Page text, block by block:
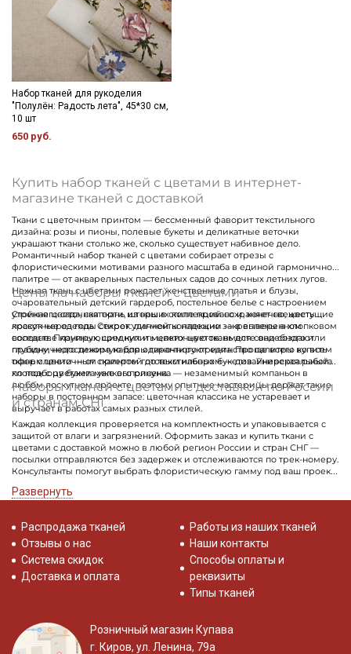
Набор тканей для рукоделия
"Полулён: Радость лета", 45*30 см,
10 шт
650 руб.
Купить набор тканей с цветами в интернет-
магазине тканей с доставкой
Ткани с цветочным принтом — бессменный фаворит текстильного
дизайна: розы и пионы, полевые букеты и деликатные веточки
украшают ткани столько же, сколько существует набивное дело.
Романтичный набор тканей с цветами собирает отрезы с
флористическими мотивами разного масштаба в единой гармоничной
палитре — от акварельных пастельных садов до сочных летних лугов.
Нежная ткань с цветами рождает женственные платья и блузы,
очаровательный детский гардероб, постельное белье с настроением
утреннего сада, скатерти, шторы в стиле прованс и, конечно, цветущие
лоскутные одеяла. Секрет удачной коллекции — в выверенном
соседстве крупных, средних и мелких цветов: вместе они создают
глубину, недостижимую для одиночного принта. Проще всего купить
ткань с цветочным принтом готовым набором — дизайнерская работа
по подбору букета уже выполнена.
Цены на наборы тканей с цветами
Стойкая цветочная ткань из наших коллекций сохраняет свежесть
красок через годы стирок: пигменты надежно закреплены в хлопковом
волокне. Планирующим купить цветочную ткань для свадебного или
праздничного декора наборы гарантируют единство палитры во всем
оформлении — от скатертей до текстильных букетов. Универсальный
хлопок с цветами мелкого рисунка — незаменимый компаньон в
любом лоскутном проекте, поэтому опытные мастерицы держат такие
наборы в постоянном запасе: цветочная классика не устаревает и
выручает в работах самых разных стилей.
Наборы тканей с цветами с доставкой по России
и странам СНГ
Каждая коллекция проверяется на комплектность и упаковывается с
защитой от влаги и загрязнений. Оформить заказ и купить ткани с
цветами с доставкой можно в любой регион России и стран СНГ —
посылки отправляются без задержек и отслеживаются по трек-номеру.
Консультанты помогут выбрать флористическую гамму под ваш проект,
Развернуть
Распродажа тканей
Отзывы о нас
Система скидок
Доставка и оплата
Работы из наших тканей
Наши контакты
Способы оплаты и
реквизиты
Типы тканей
Розничный магазин Купава
г. Киров, ул. Ленина, 79а
Секретная рассылка от Купава
промокоды и скидки до 30% на узкие
Электронная почта
Подписаться
Ознакомлен(а) сПолитикой обработки персональных
данныхи даюСогласие на обработку персональных
данных
ДаюСогласие на получение рекламных и
информационных рассылок